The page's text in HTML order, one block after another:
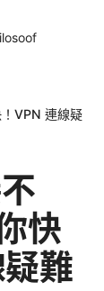
VPN 連線疑
快
難